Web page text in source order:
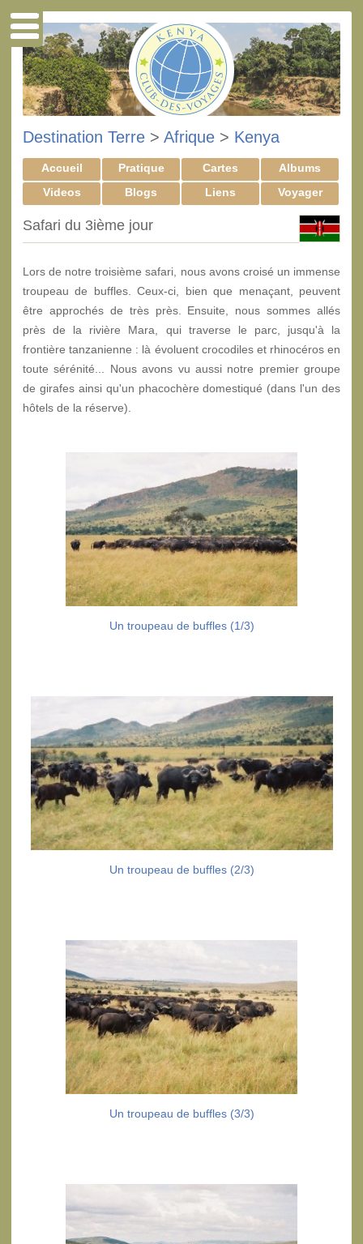
Destination Terre > Afrique > Kenya
Accueil Pratique Cartes
Albums
Videos
Blogs Liens Voyager
Safari du 3ième jour
Lors de notre troisième safari, nous avons croisé un immense
troupeau de buffles. Ceux-ci, bien que menaçant, peuvent
être approchés de très près. Ensuite, nous sommes allés
près de la rivière Mara, qui traverse le parc, jusqu'à la
frontière tanzanienne : là évoluent crocodiles et rhinocéros en
toute sérénité... Nous avons vu aussi notre premier groupe
de girafes ainsi qu'un phacochère domestiqué (dans l'un des
hôtels de la réserve).
Un troupeau de buffles (1/3)
Un troupeau de buffles (2/3)
Un troupeau de buffles (3/3)